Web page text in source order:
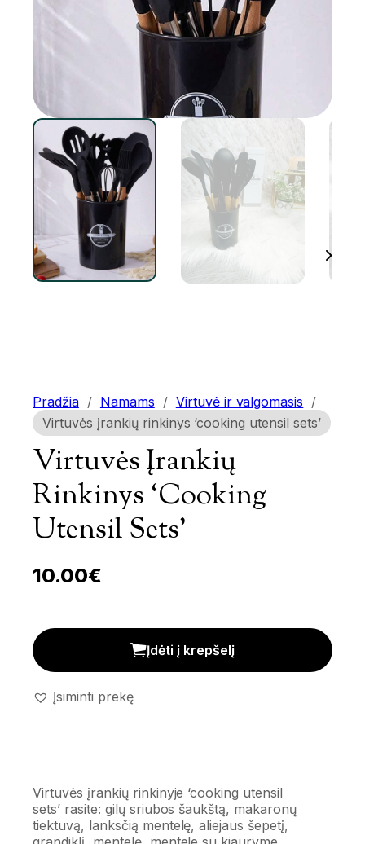
Pradžia / Namams / Virtuvė ir valgomasis /
Virtuvės įrankių rinkinys ‘cooking utensil sets’
Virtuvės Įrankių
Rinkinys ‘cooking
Utensil Sets’
10.00€
Virtuvės įrankių rinkinys 'cooking utensil sets' kiekis
Įdėti į krepšelį
Įsiminti prekę
Virtuvės įrankių rinkinyje ‘cooking utensil
sets’ rasite: gilų sriubos šaukštą, makaronų
tiektuvą, lanksčią mentelę, aliejaus šepetį,